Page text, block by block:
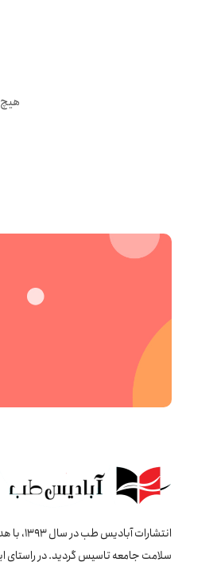
سلامت جامعه تاسیس گردید. در راستای